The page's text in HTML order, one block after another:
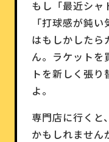
もし「最近シャ
「打球感が鈍
はもしかしたら
ん。ラケットを
トを新しく張
よ。
専門店に行くと
かもしれません